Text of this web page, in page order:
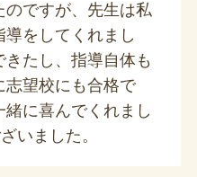
ですが、先生は私
をしてくれまし
たし、指導自体も
志望校にも合格で
に喜んでくれまし
いました。